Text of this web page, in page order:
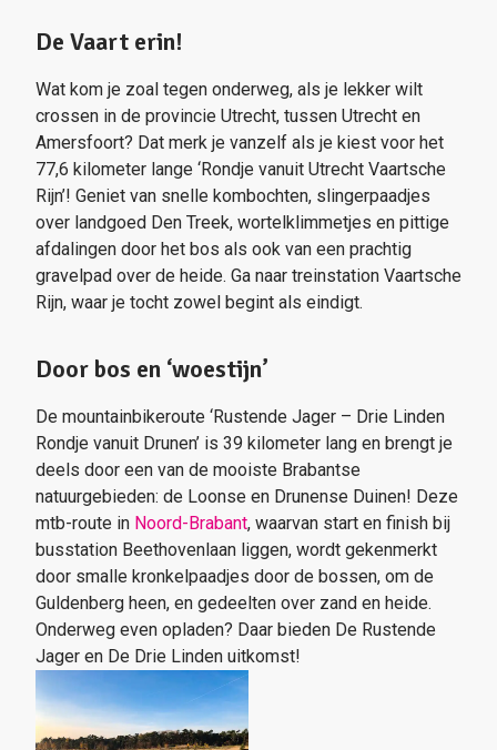
De Vaart erin!
Wat kom je zoal tegen onderweg, als je lekker wilt
crossen in de provincie Utrecht, tussen Utrecht en
Amersfoort? Dat merk je vanzelf als je kiest voor het
77,6 kilometer lange ‘Rondje vanuit Utrecht Vaartsche
Rijn’! Geniet van snelle kombochten, slingerpaadjes
over landgoed Den Treek, wortelklimmetjes en pittige
afdalingen door het bos als ook van een prachtig
gravelpad over de heide. Ga naar treinstation Vaartsche
Rijn, waar je tocht zowel begint als eindigt.
Door bos en ‘woestijn’
De mountainbikeroute ‘Rustende Jager – Drie Linden
Rondje vanuit Drunen’ is 39 kilometer lang en brengt je
deels door een van de mooiste Brabantse
natuurgebieden: de Loonse en Drunense Duinen! Deze
mtb-route in Noord-Brabant, waarvan start en finish bij
busstation Beethovenlaan liggen, wordt gekenmerkt
door smalle kronkelpaadjes door de bossen, om de
Guldenberg heen, en gedeelten over zand en heide.
Onderweg even opladen? Daar bieden De Rustende
Jager en De Drie Linden uitkomst!